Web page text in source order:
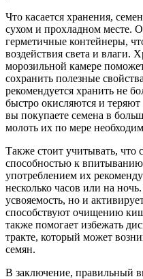
Что касается хранения,
сухом и прохладном месте.
герметичные контейнеры,
воздействия света и влаги.
морозильной камере
сохранить полезные
рекомендуется хранить не
быстро окисляются и
вы покупаете семена в
молоть их по мере
Также стоит учитывать, что
способностью к
употреблением их
несколько часов или на
усвояемость, но и
способствуют очищению
также помогает избежать
тракте, который может
семян.
В заключение, правильный